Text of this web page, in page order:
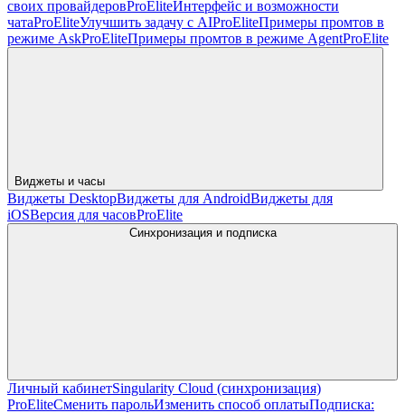
своих провайдеровProEliteИнтерфейс и возможности
чатаProEliteУлучшить задачу с AIProEliteПримеры промтов в
режиме AskProEliteПримеры промтов в режиме AgentProElite
Виджеты и часы
Виджеты DesktopВиджеты для AndroidВиджеты для
iOSВерсия для часовProElite
Синхронизация и подписка
Личный кабинетSingularity Cloud (синхронизация)
ProEliteСменить парольИзменить способ оплатыПодписка: